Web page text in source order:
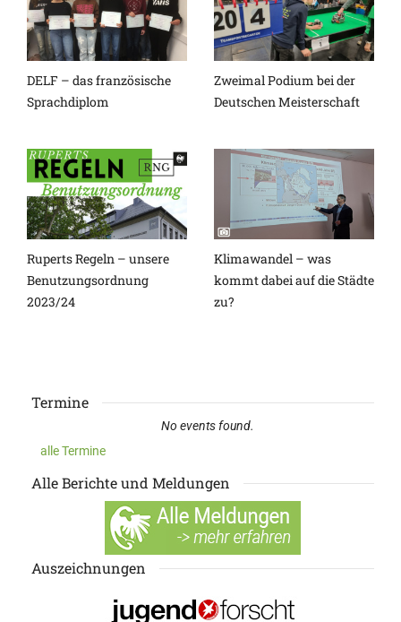
DELF – das französische
Sprachdiplom
Zweimal Podium bei der
Deutschen Meisterschaft
Ruperts Regeln – unsere
Benutzungsordnung
2023/24
Klimawandel – was
kommt dabei auf die Städte
zu?
Termine
No events found.
alle Termine
Alle Berichte und Meldungen
Auszeichnungen